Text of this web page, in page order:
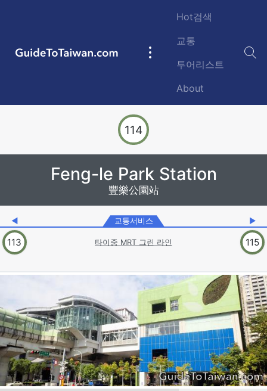
GuideToTaiwan.com
Main
Hot검색
교통
투어리스트
About
114
Feng-le Park Station
豐樂公園站
◀ 교통서비스 ▶
113 타이중 MRT 그린 라인 115